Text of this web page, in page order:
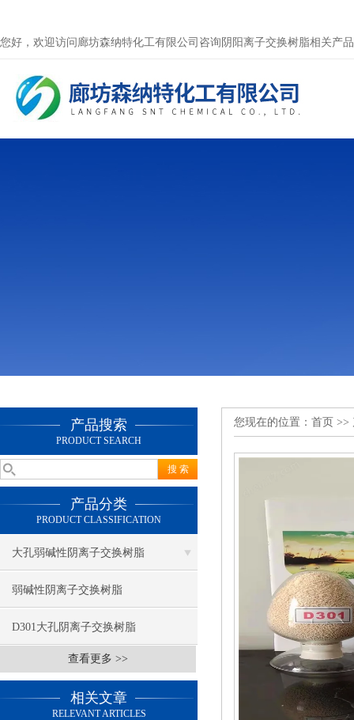
您好，欢迎访问廊坊森纳特化工有限公司咨询阴阳离子交换树脂相关产
产品搜索
PRODUCT SEARCH
产品分类
PRODUCT CLASSIFICATION
大孔弱碱性阴离子交换树脂
弱碱性阴离子交换树脂
D301大孔阴离子交换树脂
查看更多 >>
相关文章
RELEVANT ARTICLES
您现在的位置： 首页 >>